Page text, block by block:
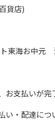
貨店)
東海お中元
支払いが完
い・配達につ